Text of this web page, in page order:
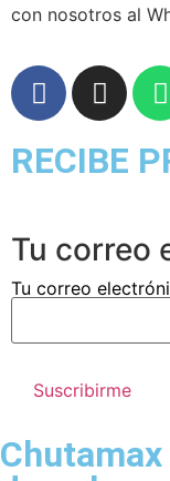
con nosotros al
RECIBE
Tu correo
Tu correo